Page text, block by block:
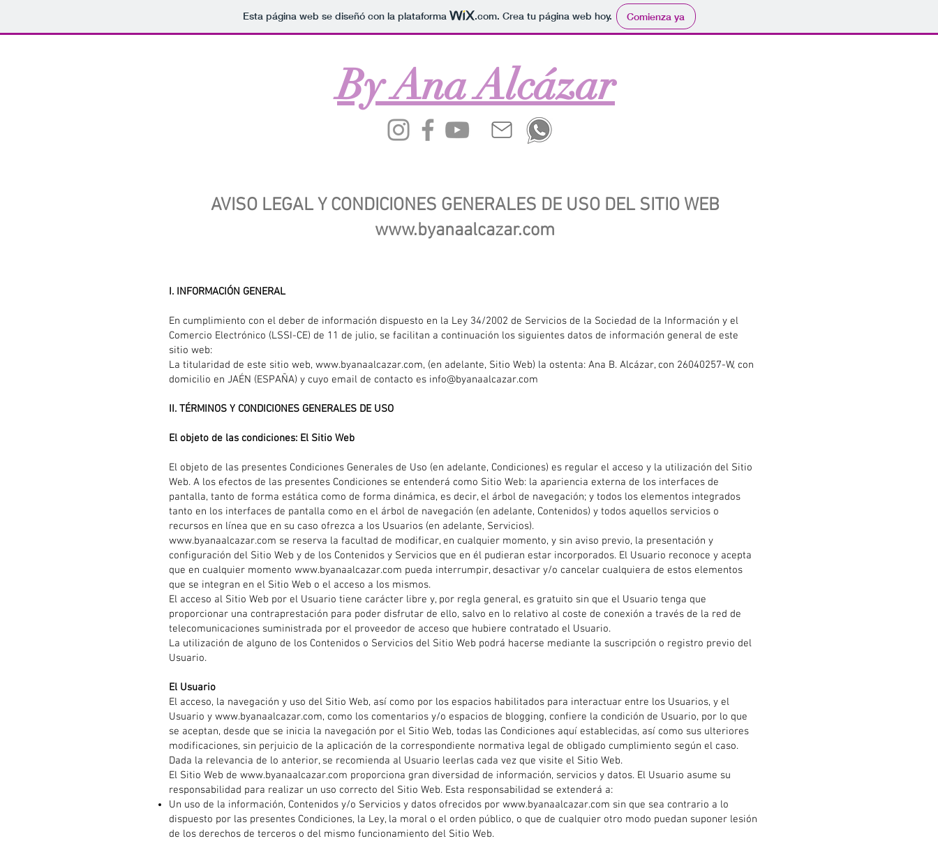
Esta página web se diseñó con la plataforma .com. Crea tu página web hoy. Comienza ya
By Ana Alcázar
AVISO LEGAL Y CONDICIONES GENERALES DE USO DEL SITIO WEB
www.byanaalcazar.com
I. INFORMACIÓN GENERAL
En cumplimiento con el deber de información dispuesto en la Ley 34/2002 de Servicios de la Sociedad de la Información y el
Comercio Electrónico (LSSI-CE) de 11 de julio, se facilitan a continuación los siguientes datos de información general de este
sitio web:
La titularidad de este sitio web, www.byanaalcazar.com, (en adelante, Sitio Web) la ostenta: Ana B. Alcázar, con 26040257-W, con
domicilio en JAÉN (ESPAÑA) y cuyo email de contacto es info@byanaalcazar.com
II. TÉRMINOS Y CONDICIONES GENERALES DE USO
El objeto de las condiciones: El Sitio Web
El objeto de las presentes Condiciones Generales de Uso (en adelante, Condiciones) es regular el acceso y la utilización del Sitio
Web. A los efectos de las presentes Condiciones se entenderá como Sitio Web: la apariencia externa de los interfaces de
pantalla, tanto de forma estática como de forma dinámica, es decir, el árbol de navegación; y todos los elementos integrados
tanto en los interfaces de pantalla como en el árbol de navegación (en adelante, Contenidos) y todos aquellos servicios o
recursos en línea que en su caso ofrezca a los Usuarios (en adelante, Servicios).
www.byanaalcazar.com se reserva la facultad de modificar, en cualquier momento, y sin aviso previo, la presentación y
configuración del Sitio Web y de los Contenidos y Servicios que en él pudieran estar incorporados. El Usuario reconoce y acepta
que en cualquier momento www.byanaalcazar.com pueda interrumpir, desactivar y/o cancelar cualquiera de estos elementos
que se integran en el Sitio Web o el acceso a los mismos.
El acceso al Sitio Web por el Usuario tiene carácter libre y, por regla general, es gratuito sin que el Usuario tenga que
proporcionar una contraprestación para poder disfrutar de ello, salvo en lo relativo al coste de conexión a través de la red de
telecomunicaciones suministrada por el proveedor de acceso que hubiere contratado el Usuario.
La utilización de alguno de los Contenidos o Servicios del Sitio Web podrá hacerse mediante la suscripción o registro previo del
Usuario.
El Usuario
El acceso, la navegación y uso del Sitio Web, así como por los espacios habilitados para interactuar entre los Usuarios, y el
Usuario y www.byanaalcazar.com, como los comentarios y/o espacios de blogging, confiere la condición de Usuario, por lo que
se aceptan, desde que se inicia la navegación por el Sitio Web, todas las Condiciones aquí establecidas, así como sus ulteriores
modificaciones, sin perjuicio de la aplicación de la correspondiente normativa legal de obligado cumplimiento según el caso.
Dada la relevancia de lo anterior, se recomienda al Usuario leerlas cada vez que visite el Sitio Web.
El Sitio Web de www.byanaalcazar.com proporciona gran diversidad de información, servicios y datos. El Usuario asume su
responsabilidad para realizar un uso correcto del Sitio Web. Esta responsabilidad se extenderá a:
Un uso de la información, Contenidos y/o Servicios y datos ofrecidos por www.byanaalcazar.com sin que sea contrario a lo
dispuesto por las presentes Condiciones, la Ley, la moral o el orden público, o que de cualquier otro modo puedan suponer lesión
de los derechos de terceros o del mismo funcionamiento del Sitio Web.